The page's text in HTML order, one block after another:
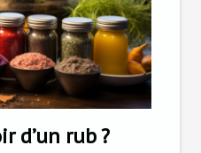
d’un rub ?